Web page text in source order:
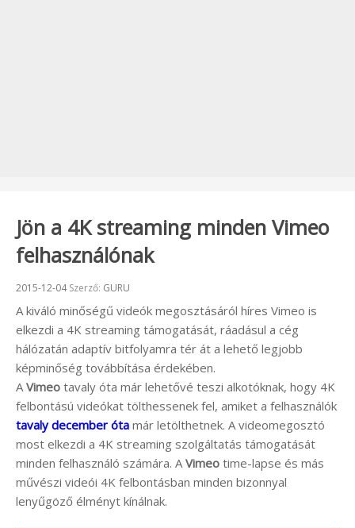
Jön a 4K streaming minden Vimeo
felhasználónak
Beküldve:
2015-12-04Szerző: GURU
A kiváló minőségű videók megosztásáról híres Vimeo is
elkezdi a 4K streaming támogatását, ráadásul a cég
hálózatán adaptív bitfolyamra tér át a lehető legjobb
képminőség továbbítása érdekében.
A Vimeo tavaly óta már lehetővé teszi alkotóknak, hogy 4K
felbontású videókat tölthessenek fel, amiket a felhasználók
tavaly december óta már letölthetnek. A videomegosztó
most elkezdi a 4K streaming szolgáltatás támogatását
minden felhasználó számára. A Vimeo time-lapse és más
művészi videói 4K felbontásban minden bizonnyal
lenyűgöző élményt kínálnak.